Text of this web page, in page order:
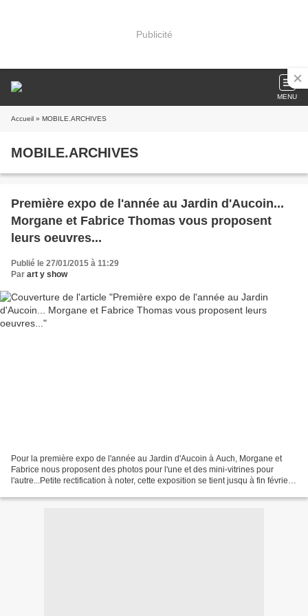
Publicité
MENU
Accueil » MOBILE.ARCHIVES
MOBILE.ARCHIVES
Première expo de l'année au Jardin d'Aucoin...
Morgane et Fabrice Thomas vous proposent
leurs oeuvres...
Publié le 27/01/2015 à 11:29
Par art y show
Pour la première expo de l'année au Jardin d'Aucoin à Auch, Morgane et
Fabrice nous proposent des photos pour l'une et des mini-vitrines pour
l'autre...Petite rectification à noter, cette exposition se tient jusqu à fin février